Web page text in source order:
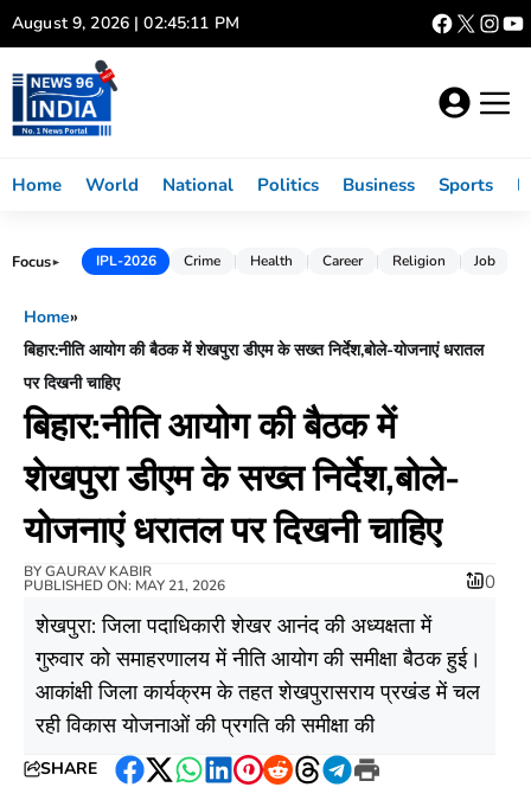
Skip
to
content
August 9, 2026 | 02:45:12 PM
Home World National Politics Business Sports
Focus► IPL-2026 Crime Health Career Religion Job
Home»
बिहार:नीति आयोग की बैठक में शेखपुरा डीएम के सख्त निर्देश,बोले-योजनाएं धरातल
पर दिखनी चाहिए
बिहार:नीति आयोग की बैठक में
शेखपुरा डीएम के सख्त निर्देश,बोले-
योजनाएं धरातल पर दिखनी चाहिए
BYGAURAV KABIR
PUBLISHED ON: MAY 21, 2026 0
शेखपुरा: जिला पदाधिकारी शेखर आनंद की अध्यक्षता में
गुरुवार को समाहरणालय में नीति आयोग की समीक्षा बैठक हुई।
आकांक्षी जिला कार्यक्रम के तहत शेखपुरासराय प्रखंड में चल
रही विकास योजनाओं की प्रगति की समीक्षा की
SHARE
Facebook
Twitter
WhatsApp
LinkedIn
Pinterest
RedditThreads
Telegram
Print